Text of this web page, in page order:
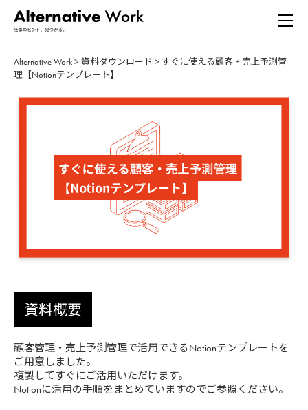
Alternative Work> 資料ダウンロード > すぐに使える顧客・売上予測管
理【Notionテンプレート】
資料概要
顧客管理・売上予測管理で活用できるNotionテンプレートを
ご用意しました。
複製してすぐにご活用いただけます。
Notionに活用の手順をまとめていますのでご参照ください。